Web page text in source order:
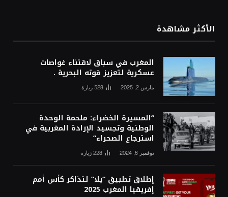
الأكثر مشاهدة
المغرب في سباق لاقتناء غواصات
عسكرية لتعزيز قوته البحرية .
مارس 2, 2025 528 زيارة
“المسيرة الخضراء: ملحمة الوحدة
الوطنية وتجسيد الإرادة المغربية في
استرجاع الصحراء”
نوفمبر 6, 2024 228زيارة
إطلاق تطبيق “يلا” لتذاكر كأس أمم
إفريقيا المغرب 2025